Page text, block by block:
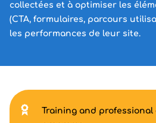
collectées et à optimiser les
(CTA, formulaires, parcours
les performances de leur site.
Training and professional